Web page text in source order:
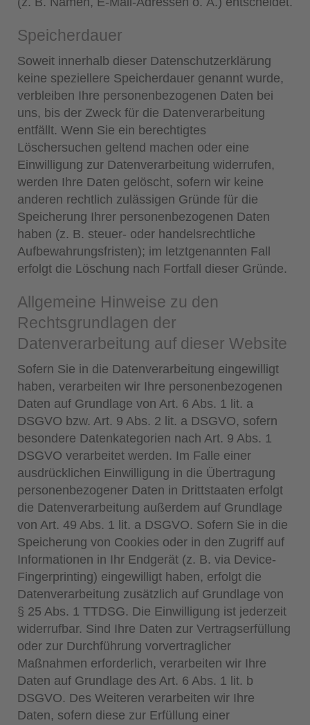
Speicherdauer
Soweit innerhalb dieser Datenschutzerklärung
keine speziellere Speicherdauer genannt wurde,
verbleiben Ihre personenbezogenen Daten bei
uns, bis der Zweck für die Datenverarbeitung
entfällt. Wenn Sie ein berechtigtes
Löschersuchen geltend machen oder eine
Einwilligung zur Datenverarbeitung widerrufen,
werden Ihre Daten gelöscht, sofern wir keine
anderen rechtlich zulässigen Gründe für die
Speicherung Ihrer personenbezogenen Daten
haben (z. B. steuer- oder handelsrechtliche
Aufbewahrungsfristen); im letztgenannten Fall
erfolgt die Löschung nach Fortfall dieser Gründe.
Allgemeine Hinweise zu den
Rechtsgrundlagen der
Datenverarbeitung auf dieser Website
Sofern Sie in die Datenverarbeitung eingewilligt
haben, verarbeiten wir Ihre personenbezogenen
Daten auf Grundlage von Art. 6 Abs. 1 lit. a
DSGVO bzw. Art. 9 Abs. 2 lit. a DSGVO, sofern
besondere Datenkategorien nach Art. 9 Abs. 1
DSGVO verarbeitet werden. Im Falle einer
ausdrücklichen Einwilligung in die Übertragung
personenbezogener Daten in Drittstaaten erfolgt
die Datenverarbeitung außerdem auf Grundlage
von Art. 49 Abs. 1 lit. a DSGVO. Sofern Sie in die
Speicherung von Cookies oder in den Zugriff auf
Informationen in Ihr Endgerät (z. B. via Device-
Fingerprinting) eingewilligt haben, erfolgt die
Datenverarbeitung zusätzlich auf Grundlage von
§ 25 Abs. 1 TTDSG. Die Einwilligung ist jederzeit
widerrufbar. Sind Ihre Daten zur Vertragserfüllung
oder zur Durchführung vorvertraglicher
Maßnahmen erforderlich, verarbeiten wir Ihre
Daten auf Grundlage des Art. 6 Abs. 1 lit. b
DSGVO. Des Weiteren verarbeiten wir Ihre
Daten, sofern diese zur Erfüllung einer